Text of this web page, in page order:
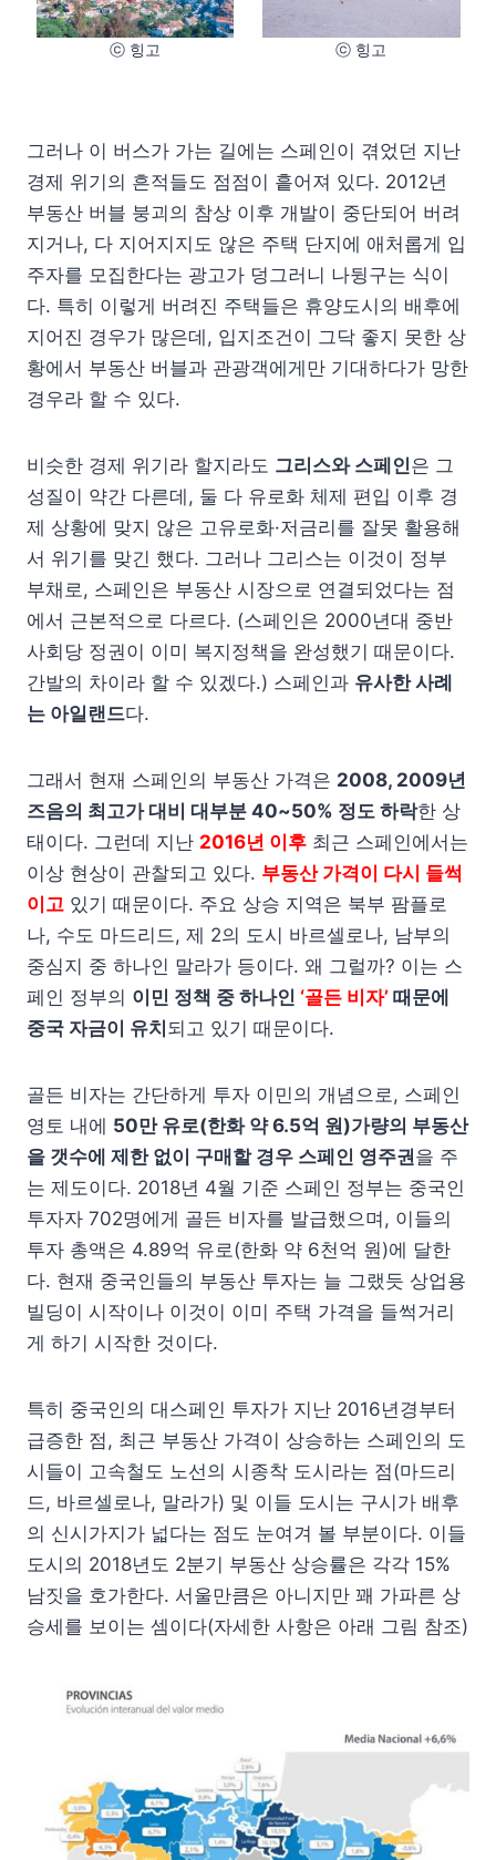
ⓒ 힝고 ⓒ 힝고
그러나 이 버스가 가는 길에는 스페인이 겪었던 지난
경제 위기의 흔적들도 점점이 흩어져 있다. 2012년
부동산 버블 붕괴의 참상 이후 개발이 중단되어 버려
지거나, 다 지어지지도 않은 주택 단지에 애처롭게 입
주자를 모집한다는 광고가 덩그러니 나뒹구는 식이
다. 특히 이렇게 버려진 주택들은 휴양도시의 배후에
지어진 경우가 많은데, 입지조건이 그닥 좋지 못한 상
황에서 부동산 버블과 관광객에게만 기대하다가 망한
경우라 할 수 있다.
비슷한 경제 위기라 할지라도 그리스와 스페인은 그
성질이 약간 다른데, 둘 다 유로화 체제 편입 이후 경
제 상황에 맞지 않은 고유로화·저금리를 잘못 활용해
서 위기를 맞긴 했다. 그러나 그리스는 이것이 정부
부채로, 스페인은 부동산 시장으로 연결되었다는 점
에서 근본적으로 다르다. (스페인은 2000년대 중반
사회당 정권이 이미 복지정책을 완성했기 때문이다.
간발의 차이라 할 수 있겠다.) 스페인과 유사한 사례
는 아일랜드다.
그래서 현재 스페인의 부동산 가격은 2008, 2009년
즈음의 최고가 대비 대부분 40~50% 정도 하락한 상
태이다. 그런데 지난 2016년 이후 최근 스페인에서는
이상 현상이 관찰되고 있다. 부동산 가격이 다시 들썩
이고 있기 때문이다. 주요 상승 지역은 북부 팜플로
나, 수도 마드리드, 제 2의 도시 바르셀로나, 남부의
중심지 중 하나인 말라가 등이다. 왜 그럴까? 이는 스
페인 정부의 이민 정책 중 하나인 ‘골든 비자’ 때문에
중국 자금이 유치되고 있기 때문이다.
골든 비자는 간단하게 투자 이민의 개념으로, 스페인
영토 내에 50만 유로(한화 약 6.5억 원)가량의 부동산
을 갯수에 제한 없이 구매할 경우 스페인 영주권을 주
는 제도이다. 2018년 4월 기준 스페인 정부는 중국인
투자자 702명에게 골든 비자를 발급했으며, 이들의
투자 총액은 4.89억 유로(한화 약 6천억 원)에 달한
다. 현재 중국인들의 부동산 투자는 늘 그랬듯 상업용
빌딩이 시작이나 이것이 이미 주택 가격을 들썩거리
게 하기 시작한 것이다.
특히 중국인의 대스페인 투자가 지난 2016년경부터
급증한 점, 최근 부동산 가격이 상승하는 스페인의 도
시들이 고속철도 노선의 시종착 도시라는 점(마드리
드, 바르셀로나, 말라가) 및 이들 도시는 구시가 배후
의 신시가지가 넓다는 점도 눈여겨 볼 부분이다. 이들
도시의 2018년도 2분기 부동산 상승률은 각각 15%
남짓을 호가한다. 서울만큼은 아니지만 꽤 가파른 상
승세를 보이는 셈이다(자세한 사항은 아래 그림 참조)